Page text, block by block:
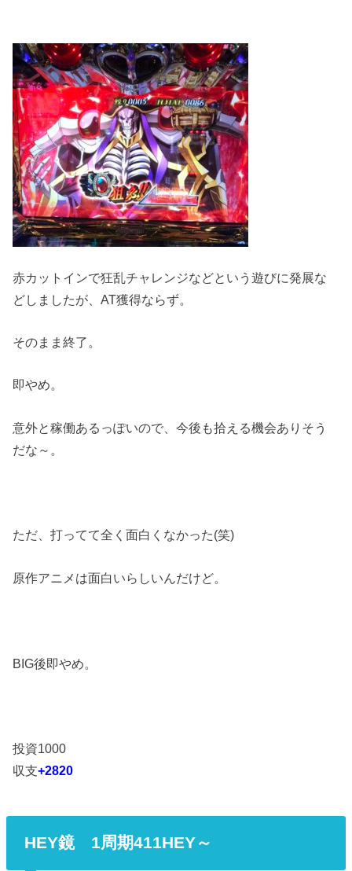
赤カットインで狂乱チャレンジなどという遊びに発展な
どしましたが、AT獲得ならず。
そのまま終了。
即やめ。
意外と稼働あるっぽいので、今後も拾える機会ありそう
だな～。
ただ、打ってて全く面白くなかった(笑)
原作アニメは面白いらしいんだけど。
BIG後即やめ。
投資1000
収支+2820
HEY鏡 1周期411HEY～